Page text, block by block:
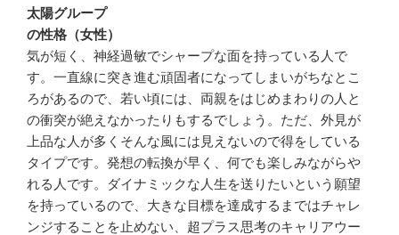
太陽グループ
の性格（女性）
気が短く、神経過敏でシャープな面を持っている人で
す。一直線に突き進む頑固者になってしまいがちなとこ
ろがあるので、若い頃には、両親をはじめまわりの人と
の衝突が絶えなかったりもするでしょう。ただ、外見が
上品な人が多くそんな風には見えないので得をしている
タイプです。発想の転換が早く、何でも楽しみながらや
れる人です。ダイナミックな人生を送りたいという願望
を持っているので、大きな目標を達成するまではチャレ
ンジすることを止めない、超プラス思考のキャリアウー